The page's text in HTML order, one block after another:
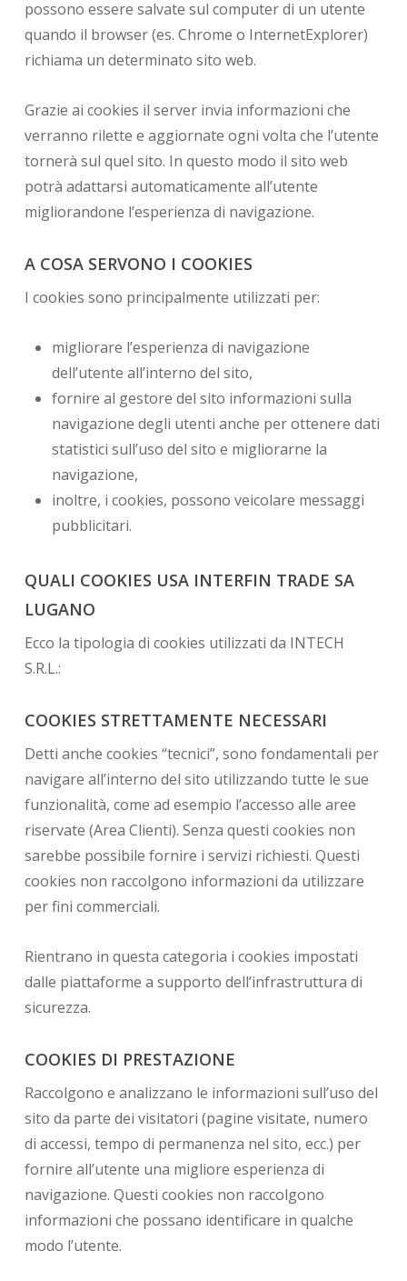
possono essere salvate sul computer di un utente
quando il browser (es. Chrome o InternetExplorer)
richiama un determinato sito web.
Grazie ai cookies il server invia informazioni che
verranno rilette e aggiornate ogni volta che l’utente
tornerà sul quel sito. In questo modo il sito web
potrà adattarsi automaticamente all’utente
migliorandone l’esperienza di navigazione.
A COSA SERVONO I COOKIES
I cookies sono principalmente utilizzati per:
migliorare l’esperienza di navigazione
dell’utente all’interno del sito,
fornire al gestore del sito informazioni sulla
navigazione degli utenti anche per ottenere dati
statistici sull’uso del sito e migliorarne la
navigazione,
inoltre, i cookies, possono veicolare messaggi
pubblicitari.
QUALI COOKIES USA INTERFIN TRADE SA
LUGANO
Ecco la tipologia di cookies utilizzati da INTECH
S.R.L.:
COOKIES STRETTAMENTE NECESSARI
Detti anche cookies “tecnici”, sono fondamentali per
navigare all’interno del sito utilizzando tutte le sue
funzionalità, come ad esempio l’accesso alle aree
riservate (Area Clienti). Senza questi cookies non
sarebbe possibile fornire i servizi richiesti. Questi
cookies non raccolgono informazioni da utilizzare
per fini commerciali.
Rientrano in questa categoria i cookies impostati
dalle piattaforme a supporto dell’infrastruttura di
sicurezza.
COOKIES DI PRESTAZIONE
Raccolgono e analizzano le informazioni sull’uso del
sito da parte dei visitatori (pagine visitate, numero
di accessi, tempo di permanenza nel sito, ecc.) per
fornire all’utente una migliore esperienza di
navigazione. Questi cookies non raccolgono
informazioni che possano identificare in qualche
modo l’utente.